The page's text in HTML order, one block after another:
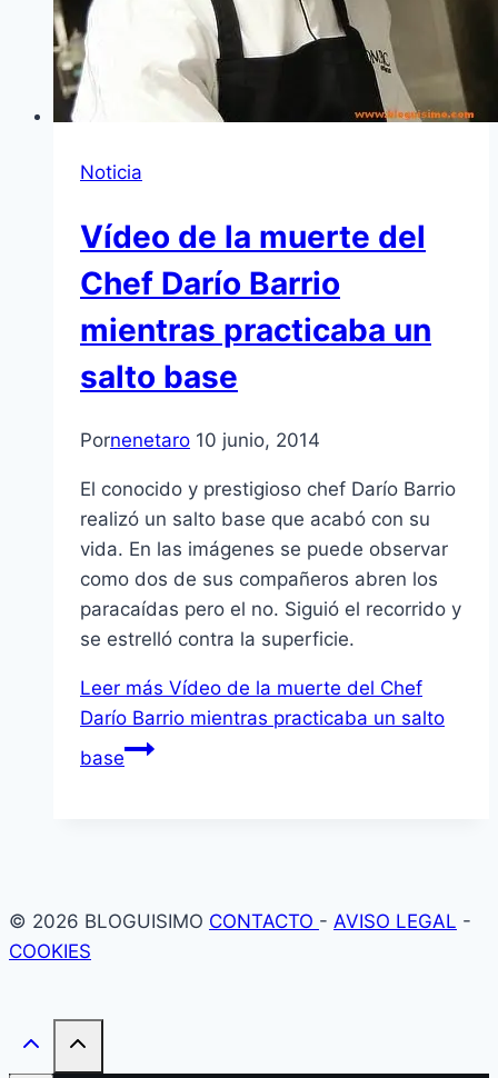
Noticia
Vídeo de la muerte del
Chef Darío Barrio
mientras practicaba un
salto base
Pornenetaro 10 junio, 2014
El conocido y prestigioso chef Darío Barrio
realizó un salto base que acabó con su
vida. En las imágenes se puede observar
como dos de sus compañeros abren los
paracaídas pero el no. Siguió el recorrido y
se estrelló contra la superficie.
Leer más Vídeo de la muerte del Chef
Darío Barrio mientras practicaba un salto
base
© 2026 BLOGUISIMO CONTACTO - AVISO LEGAL -
COOKIES